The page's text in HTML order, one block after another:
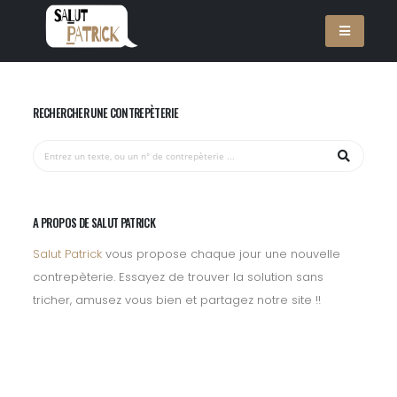
RECHERCHER UNE CONTREPÈTERIE
A PROPOS DE SALUT PATRICK
Salut Patrick vous propose chaque jour une nouvelle
contrepèterie. Essayez de trouver la solution sans
tricher, amusez vous bien et partagez notre site !!